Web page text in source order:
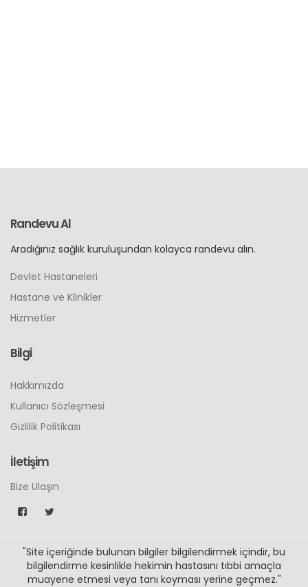
Randevu Al
Aradığınız sağlık kuruluşundan kolayca randevu alın.
Devlet Hastaneleri
Hastane ve Klinikler
Hizmetler
Bilgi
Hakkımızda
Kullanıcı Sözleşmesi
Gizlilik Politikası
İletişim
Bize Ulaşın
"Site içeriğinde bulunan bilgiler bilgilendirmek içindir, bu
bilgilendirme kesinlikle hekimin hastasını tıbbi amaçla
muayene etmesi veya tanı koyması yerine geçmez."